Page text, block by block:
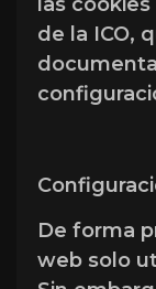
de la ICO,
De forma
web solo